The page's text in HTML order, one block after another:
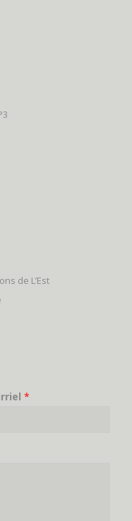
de L’Est
*